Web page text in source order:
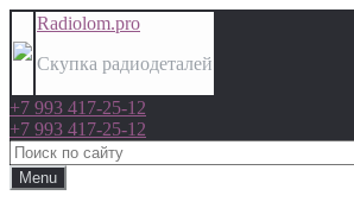
Radiolom.pro
Скупка радиодеталей
+7 993 417-25-12
+7 993 417-25-12
Menu